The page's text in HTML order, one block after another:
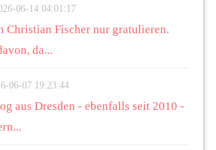
06-14 04:01:17
Christian Fischer nur gratulieren.
da...
06-07 19:23:44
aus Dresden - ebenfalls seit 2010 -